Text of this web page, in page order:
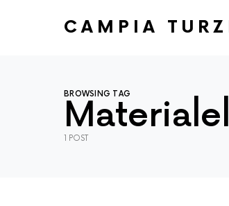
CAMPIA
BROWSING TAG
1 POST